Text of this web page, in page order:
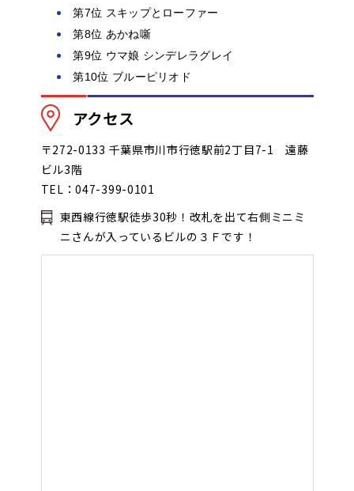
第7位 スキップとローファー
第8位 あかね噺
第9位 ウマ娘 シンデレラグレイ
第10位 ブルーピリオド
アクセス
〒272-0133 千葉県市川市行徳駅前2丁目7-1 遠藤
ビル3階
TEL：047-399-0101
東西線行徳駅徒歩30秒！改札を出て右側ミニミ
ニさんが入っているビルの３Ｆです！